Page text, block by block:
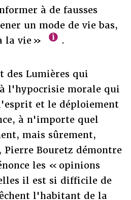
à de fausses
un mode de vie bas,
la vie »
.
des Lumières qui
l'hypocrisie morale qui
et le déploiement
à n'importe quel
mais sûrement,
Bouretz démontre
les « opinions
il est si difficile de
l'habitant de la